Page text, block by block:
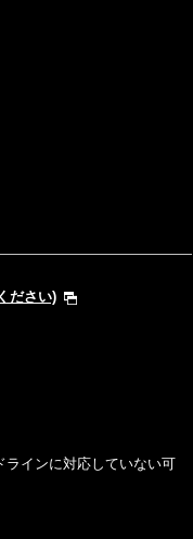
ださい)
ラインに対応していない可